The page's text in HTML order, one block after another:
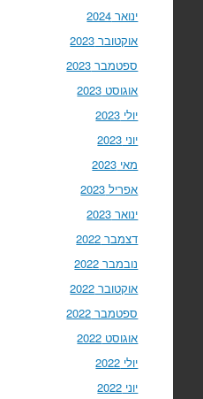
ינואר 2024
אוקטובר 2023
ספטמבר 2023
אוגוסט 2023
יולי 2023
יוני 2023
מאי 2023
אפריל 2023
ינואר 2023
דצמבר 2022
נובמבר 2022
אוקטובר 2022
ספטמבר 2022
אוגוסט 2022
יולי 2022
יוני 2022